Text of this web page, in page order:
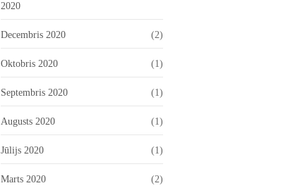
2020
Decembris 2020 (2)
Oktobris 2020 (1)
Septembris 2020 (1)
Augusts 2020 (1)
Jūlijs 2020 (1)
Marts 2020 (2)